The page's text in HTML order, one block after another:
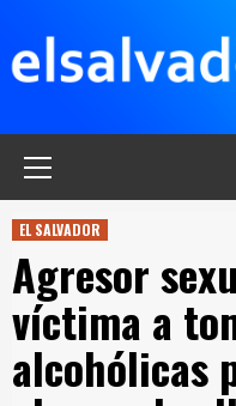
contenido
EL SALVADOR
Agresor
víctima a
alcohólicas